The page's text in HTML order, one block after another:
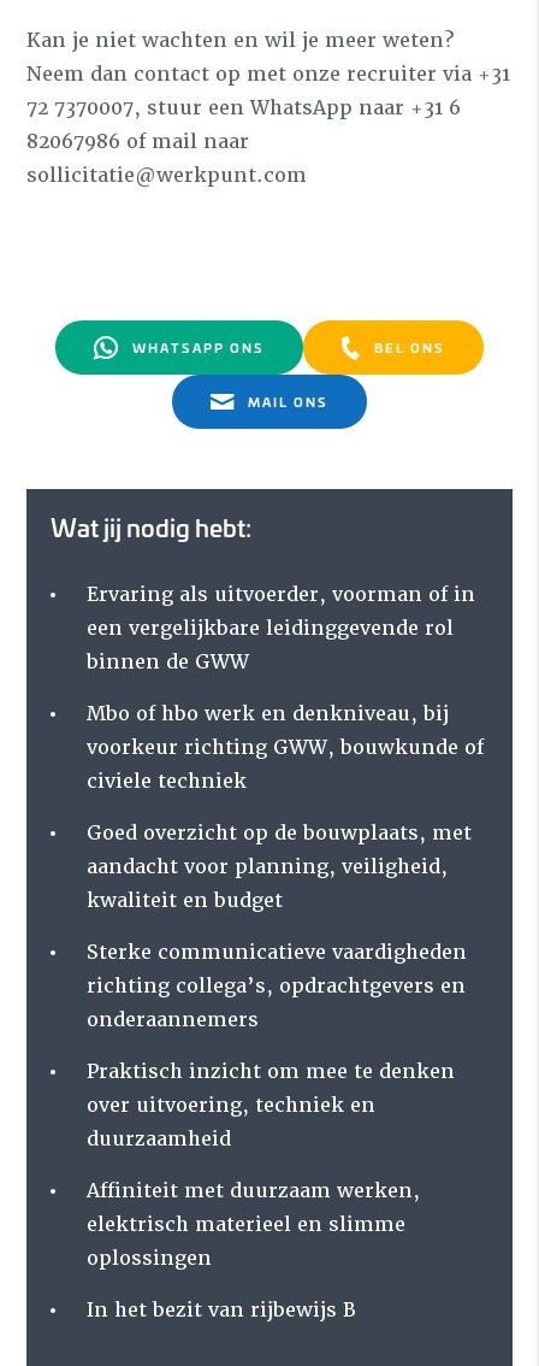
Kan je niet wachten en wil je meer weten?
Neem dan contact op met onze recruiter via +31
72 7370007, stuur een WhatsApp naar +31 6
82067986 of mail naar
sollicitatie@werkpunt.com
Wat jij nodig hebt:
Ervaring als uitvoerder, voorman of in
een vergelijkbare leidinggevende rol
binnen de GWW
Mbo of hbo werk en denkniveau, bij
voorkeur richting GWW, bouwkunde of
civiele techniek
Goed overzicht op de bouwplaats, met
aandacht voor planning, veiligheid,
kwaliteit en budget
Sterke communicatieve vaardigheden
richting collega’s, opdrachtgevers en
onderaannemers
Praktisch inzicht om mee te denken
over uitvoering, techniek en
duurzaamheid
Affiniteit met duurzaam werken,
elektrisch materieel en slimme
oplossingen
In het bezit van rijbewijs B
WHATSAPP ONS BEL ONS
MAIL ONS